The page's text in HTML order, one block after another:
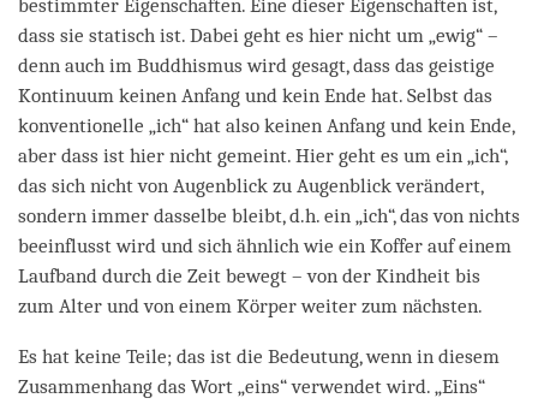
bestimmter Eigenschaften. Eine dieser Eigenschaften ist,
dass sie statisch ist. Dabei geht es hier nicht um „ewig“ –
denn auch im Buddhismus wird gesagt, dass das geistige
Kontinuum keinen Anfang und kein Ende hat. Selbst das
konventionelle „ich“ hat also keinen Anfang und kein Ende,
aber dass ist hier nicht gemeint. Hier geht es um ein „ich“,
das sich nicht von Augenblick zu Augenblick verändert,
sondern immer dasselbe bleibt, d.h. ein „ich“, das von nichts
beeinflusst wird und sich ähnlich wie ein Koffer auf einem
Laufband durch die Zeit bewegt – von der Kindheit bis
zum Alter und von einem Körper weiter zum nächsten.
Es hat keine Teile; das ist die Bedeutung, wenn in diesem
Zusammenhang das Wort „eins“ verwendet wird. „Eins“